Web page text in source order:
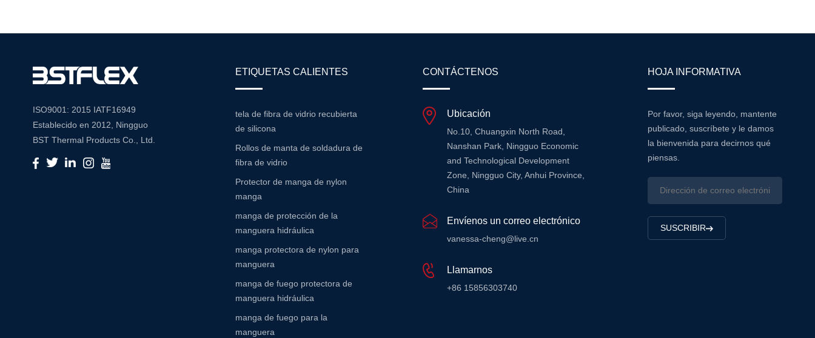
ISO9001: 2015 IATF16949
Establecido en 2012, Ningguo
BST Thermal Products Co., Ltd.
es un fabricante líder
especializado en soluciones
ETIQUETAS CALIENTES
tela de fibra de vidrio recubierta
de silicona
Rollos de manta de soldadura de
fibra de vidrio
Protector de manga de nylon
manga
manga de protección de la
manguera hidráulica
manga protectora de nylon para
manguera
manga de fuego protectora de
manguera hidráulica
manga de fuego para la
manguera
CONTÁCTENOS
Ubicación
No.10, Chuangxin North Road,
Nanshan Park, Ningguo Economic
and Technological Development
Zone, Ningguo City, Anhui Province,
China
Envíenos un correo electrónico
vanessa-cheng@live.cn
Llamarnos
+86 15856303740
HOJA INFORMATIVA
Por favor, siga leyendo, mantente
publicado, suscríbete y le damos
la bienvenida para decirnos qué
piensas.
SUSCRIBIR